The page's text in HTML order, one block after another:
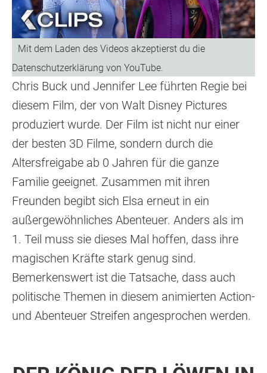
Chris Buck und Jennifer Lee führten Regie bei
diesem Film, der von Walt Disney Pictures
produziert wurde. Der Film ist nicht nur einer
der besten 3D Filme, sondern durch die
Altersfreigabe ab 0 Jahren für die ganze
Familie geeignet. Zusammen mit ihren
Freunden begibt sich Elsa erneut in ein
außergewöhnliches Abenteuer. Anders als im
1. Teil muss sie dieses Mal hoffen, dass ihre
magischen Kräfte stark genug sind.
Bemerkenswert ist die Tatsache, dass auch
politische Themen in diesem animierten Action-
und Abenteuer Streifen angesprochen werden.